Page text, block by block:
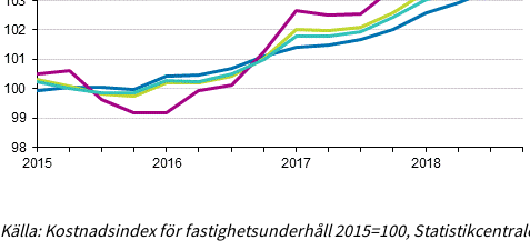
Källa: Kostnadsindex för fastighetsunderhåll 2015=100,